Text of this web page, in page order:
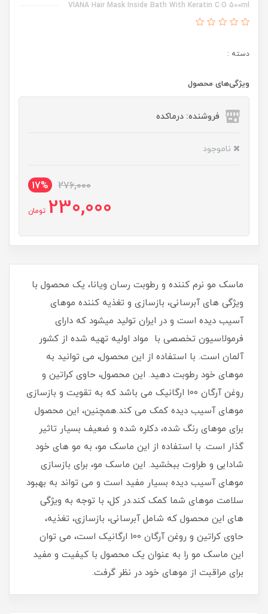
VIANA Hair Mask Inside Bath With Keratin C.O 500ml
دسته :
ویژگی‌های محصول
فروشنده: درماکده
ناموجود
276,000
17%
230,000 تومان
ماسک مو نرم کننده و رطوبت رسان ویانا، یک محصول با
ویژگی های آبرسانی، بازسازی و تغذیه کننده موهای
آسیب دیده است و در ایران تولید میشود که دارای
فرمولاسیون تخصصی با مواد اولیه تهیه شده از کشور
آلمان است. با استفاده از این محصول، می توانید به
موهای خود رطوبت دهید. این محصول، حاوی کراتین و
روغن آرگان 100 ارگانیک می باشد که به تقویت و بازسازی
موهای آسیب دیده کمک می کند.همچنین، این محصول
برای موهای رنگ شده، دکلره شده و ضعیف بسیار تاثیر
گذار است. با استفاده از این ماسک مو، به مو های خود
شادابی و طراوت ببخشید. این ماسک مو، برای بازسازی
موهای آسیب دیده بسیار مفید است و می تواند به بهبود
سلامت موهای شما کمک کند.در کل، با توجه به ویژگی
های این محصول که شامل آبرسانی، بازسازی، تغذیه،
حاوی کراتین و روغن آرگان 100 ارگانیک است، می توان
این ماسک مو را به عنوان یک محصول با کیفیت و مفید
برای مراقبت از موهای خود در نظر گرفت.